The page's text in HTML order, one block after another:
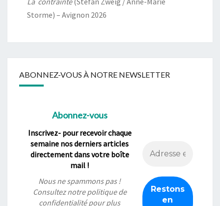
Storme) – Avignon 2026
ABONNEZ-VOUS À NOTRE NEWSLETTER
Abonnez-vous
Inscrivez- pour recevoir chaque
semaine nos derniers articles
directement dans votre boîte
mail !
Nous ne spammons pas !
Consultez notrepolitique de
confidentialitépour plus